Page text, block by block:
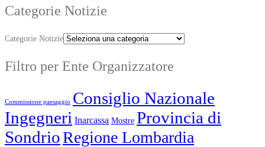
Categorie Notizie
Categorie Notizie
Filtro per Ente Organizzatore
Commissione paesaggio Consiglio Nazionale
Ingegneri Inarcassa Mostre Provincia di
SondrioRegione Lombardia